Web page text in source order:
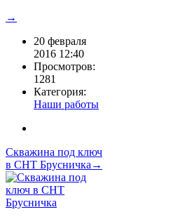
→
20 февраля
2016 12:40
Просмотров:
1281
Категория:
Наши работы
Скважина под ключ
в СНТ Брусничка→